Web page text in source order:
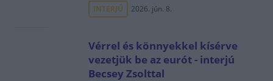
INTERJÚ 2026. jún. 8.
Vérrel és könnyekkel kísérve
vezetjük be az eurót - interjú
Becsey Zsolttal